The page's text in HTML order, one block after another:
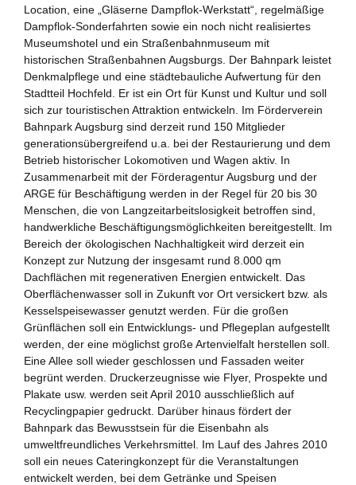
Projekte
Zukunftstagung
Bildung für nachhaltige Entwicklung
Büro für Nachhaltigkeit
Aktuelles
Mitmachen ?
Location, eine „Gläserne Dampflok-Werkstatt“, regelmäßige
Dampflok-Sonderfahrten sowie ein noch nicht realisiertes
Museumshotel und ein Straßenbahnmuseum mit
historischen Straßenbahnen Augsburgs. Der Bahnpark leistet
Denkmalpflege und eine städtebauliche Aufwertung für den
Stadtteil Hochfeld. Er ist ein Ort für Kunst und Kultur und soll
sich zur touristischen Attraktion entwickeln. Im Förderverein
Bahnpark Augsburg sind derzeit rund 150 Mitglieder
generationsübergreifend u.a. bei der Restaurierung und dem
Betrieb historischer Lokomotiven und Wagen aktiv. In
Zusammenarbeit mit der Förderagentur Augsburg und der
ARGE für Beschäftigung werden in der Regel für 20 bis 30
Menschen, die von Langzeitarbeitslosigkeit betroffen sind,
handwerkliche Beschäftigungsmöglichkeiten bereitgestellt. Im
Bereich der ökologischen Nachhaltigkeit wird derzeit ein
Konzept zur Nutzung der insgesamt rund 8.000 qm
Dachflächen mit regenerativen Energien entwickelt. Das
Oberflächenwasser soll in Zukunft vor Ort versickert bzw. als
Kesselspeisewasser genutzt werden. Für die großen
Grünflächen soll ein Entwicklungs- und Pflegeplan aufgestellt
werden, der eine möglichst große Artenvielfalt herstellen soll.
Eine Allee soll wieder geschlossen und Fassaden weiter
begrünt werden. Druckerzeugnisse wie Flyer, Prospekte und
Plakate usw. werden seit April 2010 ausschließlich auf
Recyclingpapier gedruckt. Darüber hinaus fördert der
Bahnpark das Bewusstsein für die Eisenbahn als
umweltfreundliches Verkehrsmittel. Im Lauf des Jahres 2010
soll ein neues Cateringkonzept für die Veranstaltungen
entwickelt werden, bei dem Getränke und Speisen